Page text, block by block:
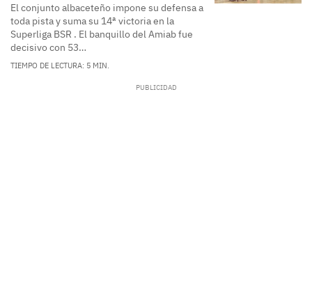
El conjunto albaceteño impone su defensa a
toda pista y suma su 14ª victoria en la
Superliga BSR . El banquillo del Amiab fue
decisivo con 53…
TIEMPO DE LECTURA: 5 MIN.